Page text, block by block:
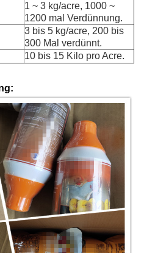
1 ~ 3 kg/acre, 1000 ~
1200 mal Verdünnung.
3 bis 5 kg/acre, 200 bis
300 Mal verdünnt.
10 bis 15 Kilo pro Acre.